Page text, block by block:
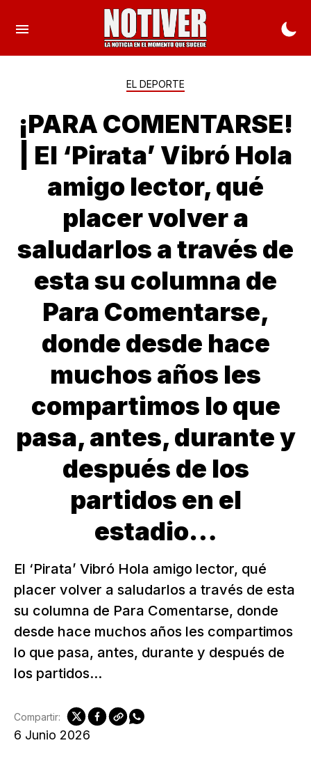
EL DEPORTE
¡PARA COMENTARSE!
| El ‘Pirata’ Vibró Hola
amigo lector, qué
placer volver a
saludarlos a través de
esta su columna de
Para Comentarse,
donde desde hace
muchos años les
compartimos lo que
pasa, antes, durante y
después de los
partidos en el
estadio…
El ‘Pirata’ Vibró Hola amigo lector, qué
placer volver a saludarlos a través de esta
su columna de Para Comentarse, donde
desde hace muchos años les compartimos
lo que pasa, antes, durante y después de
los partidos...
6 Junio 2026
Compartir: